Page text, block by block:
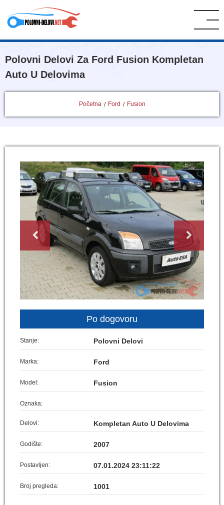
Polovni Delovi Za Ford Fusion Kompletan
Auto U Delovima
Početna Ford Fusion
Po dogovoru
Stanje: Polovni Delovi
Marka: Ford
Model: Fusion
Oznaka:
Delovi: Kompletan Auto U Delovima
Godište: 2007
Postavljen: 07.01.2024 23:11:22
Broj pregleda: 1001